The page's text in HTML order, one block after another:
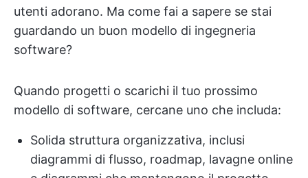
utenti adorano. Ma come fai a sapere se stai
guardando un buon modello di ingegneria
software?
Quando progetti o scarichi il tuo prossimo
modello di software, cercane uno che includa:
Solida struttura organizzativa, inclusi
diagrammi di flusso, roadmap, lavagne online